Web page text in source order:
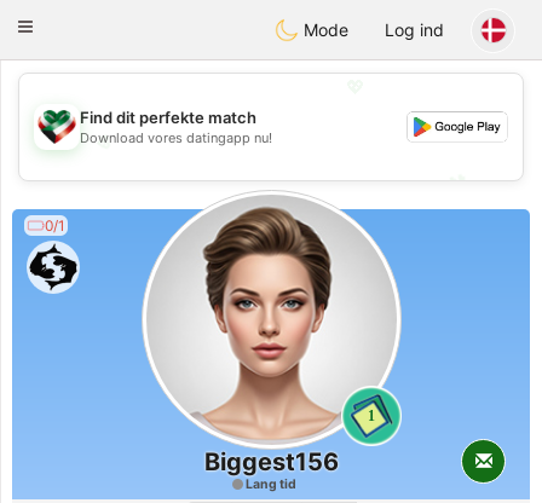
Kuwait Chat
Toggle
Mode Log ind
💖
💕
💕
Find dit perfekte match
Download vores datingapp nu!
0/1
1
Biggest156
Lang tid